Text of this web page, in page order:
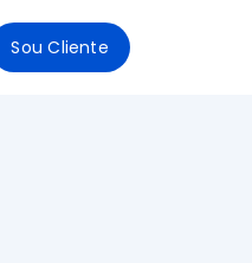
Sou Cliente